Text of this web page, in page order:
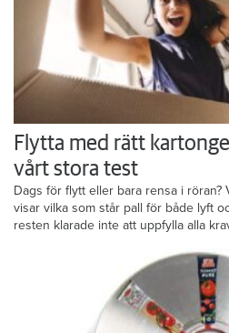
Flytta med rätt
vårt stora test
Dags för flytt eller bara rensa i röran?
visar vilka som står pall för både lyft
resten klarade inte att uppfylla alla